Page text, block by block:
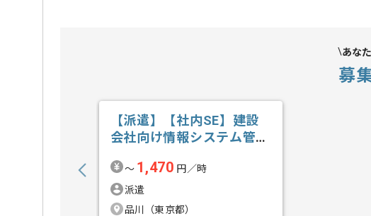
あな
募
【派遣】【社内SE】建設
会社向け情報システム管理
〜 1,470 円／時
派遣
品川（東京都）